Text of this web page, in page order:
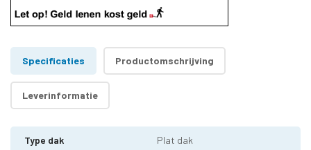
Specificaties Productomschrijving
Leverinformatie
Type dak Plat dak